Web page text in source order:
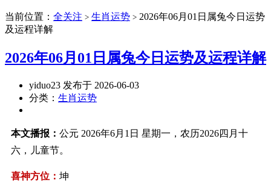
当前位置： 全关注 > 生肖运势 > 2026年06月01日属兔今日运势
及运程详解
2026年06月01日属兔今日运势及运程详解
yiduo23 发布于 2026-06-03
分类： 生肖运势
本文播报： 公元 2026年6月1日 星期一，农历2026四月十
六，儿童节。
喜神方位： 坤